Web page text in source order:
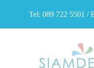
Tel: 089 722 5501 /